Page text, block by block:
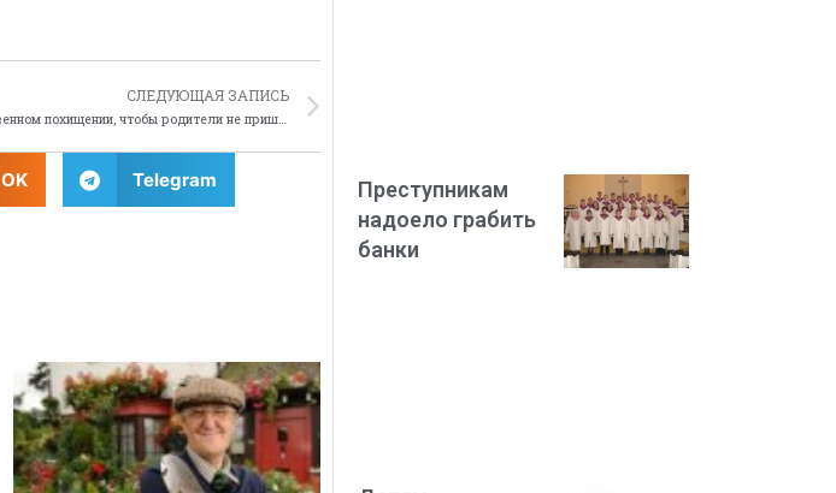
СЛЕДУЮЩАЯ ЗАПИСЬ
Мальчик соврал о собственном похищении, чтобы родители не пришли в школу
OK Telegram
Преступникам
надоело грабить
банки